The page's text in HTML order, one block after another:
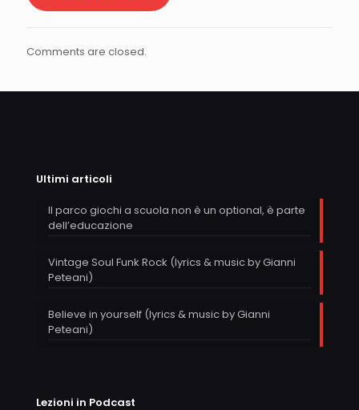
Comments are closed.
Ultimi articoli
Il parco giochi a scuola non è un optional, è parte
dell’educazione
Vintage Soul Funk Rock (lyrics & music by Gianni
Peteani)
Believe in yourself (lyrics & music by Gianni
Peteani)
Lezioni in Podcast